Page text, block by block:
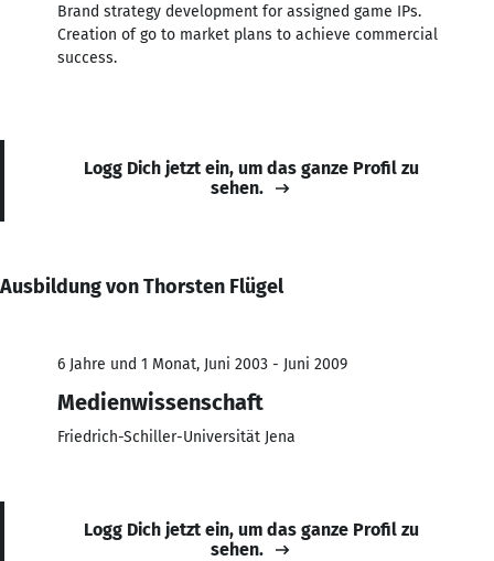
Brand strategy development for assigned game IPs.
Creation of go to market plans to achieve commercial
success.
Logg Dich jetzt ein, um das ganze Profil zu
sehen.
Ausbildung von Thorsten Flügel
6 Jahre und 1 Monat, Juni 2003 - Juni 2009
Medienwissenschaft
Friedrich-Schiller-Universität Jena
Logg Dich jetzt ein, um das ganze Profil zu
sehen.